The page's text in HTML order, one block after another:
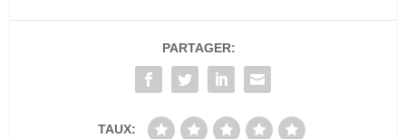
PARTAGER:
TAUX: